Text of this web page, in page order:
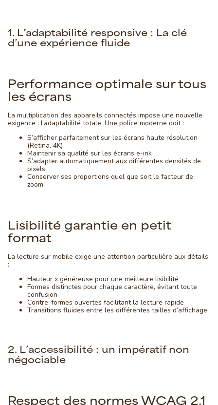
1. L’adaptabilité responsive : La clé
d’une expérience fluide
Performance optimale sur tous
les écrans
La multiplication des appareils connectés impose une nouvelle
exigence : l’adaptabilité totale. Une police moderne doit :
S’afficher parfaitement sur les écrans haute résolution
(Retina, 4K)
Maintenir sa qualité sur les écrans e-ink
S’adapter automatiquement aux différentes densités de
pixels
Conserver ses proportions quel que soit le facteur de
zoom
Lisibilité garantie en petit
format
La lecture sur mobile exige une attention particulière aux détails
:
Hauteur x généreuse pour une meilleure lisibilité
Formes distinctes pour chaque caractère, évitant toute
confusion
Contre-formes ouvertes facilitant la lecture rapide
Transitions fluides entre les différentes tailles d’affichage
2. L’accessibilité : un impératif non
négociable
Respect des normes WCAG 2.1